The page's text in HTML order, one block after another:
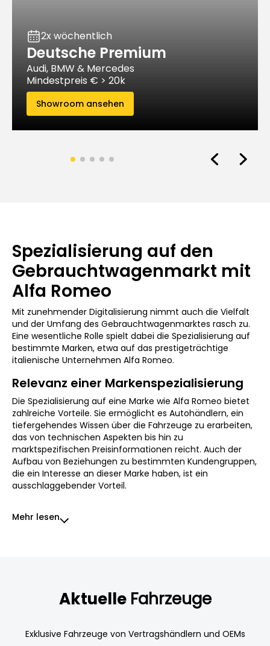
2x wöchentlich
Deutsche Premium
Audi, BMW & Mercedes
Mindestpreis € > 20k
Showroom ansehen
Spezialisierung auf den
Gebrauchtwagenmarkt mit
Alfa Romeo
Mit zunehmender Digitalisierung nimmt auch die Vielfalt
und der Umfang des Gebrauchtwagenmarktes rasch zu.
Eine wesentliche Rolle spielt dabei die Spezialisierung auf
bestimmte Marken, etwa auf das prestigeträchtige
italienische Unternehmen Alfa Romeo.
Relevanz einer Markenspezialisierung
Die Spezialisierung auf eine Marke wie Alfa Romeo bietet
zahlreiche Vorteile. Sie ermöglicht es Autohändlern, ein
tiefergehendes Wissen über die Fahrzeuge zu erarbeiten,
das von technischen Aspekten bis hin zu
marktspezifischen Preisinformationen reicht. Auch der
Aufbau von Beziehungen zu bestimmten Kundengruppen,
die ein Interesse an dieser Marke haben, ist ein
ausschlaggebender Vorteil.
Mehr lesen
Aktuelle Fahrzeuge
Exklusive Fahrzeuge von Vertragshändlern und OEMs